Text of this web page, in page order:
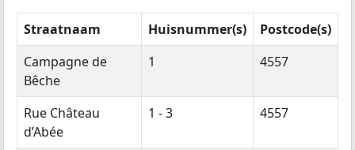
Straatnaam Huisnummer(s)
Postcode(s)
Campagne de
Bêche
1 4557
Rue Château
d’Abée
1 - 3 4557